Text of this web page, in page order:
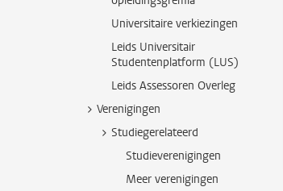
Universitaire verkiezingen
Leids Universitair
Studentenplatform (LUS)
Leids Assessoren Overleg
Verenigingen
Studiegerelateerd
Studieverenigingen
Meer verenigingen